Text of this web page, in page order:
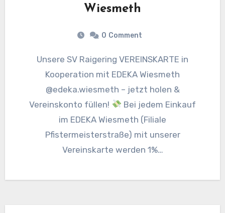
Wiesmeth
0 Comment
Unsere SV Raigering VEREINSKARTE in
Kooperation mit EDEKA Wiesmeth
@edeka.wiesmeth – jetzt holen &
Vereinskonto füllen!
Bei jedem Einkauf
im EDEKA Wiesmeth (Filiale
Pfistermeisterstraße) mit unserer
Vereinskarte werden 1%…